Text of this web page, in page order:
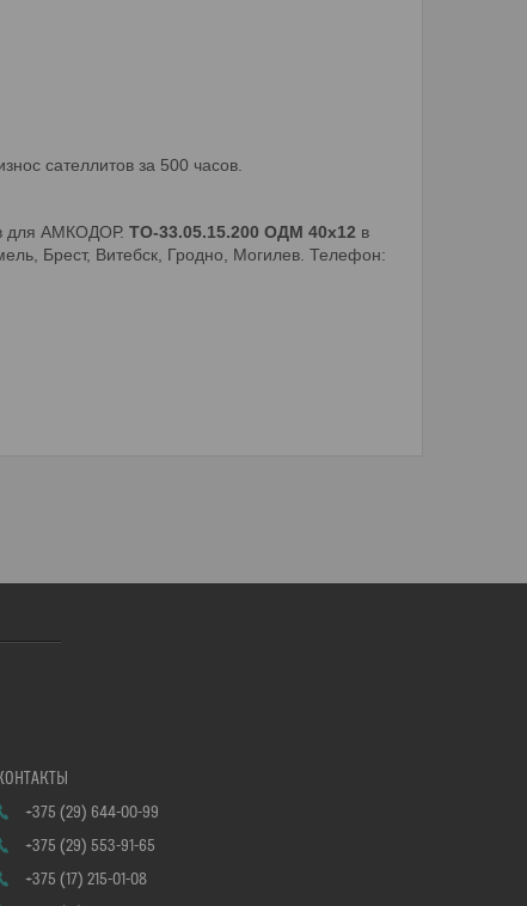
сателлитов за 500 часов.
для АМКОДОР. ТО-33.05.15.200 ОДМ 40х12 в
Брест, Витебск, Гродно, Могилев. Телефон:
+375 (29) 644-00-99
+375 (29) 553-91-65
+375 (17) 215-01-08